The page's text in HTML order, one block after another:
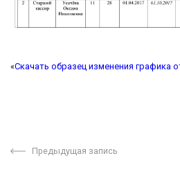
«Скачать образец изменения графика
Предыдущая запись